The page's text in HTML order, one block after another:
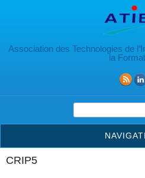
Association des Technologies de
la
Formulaire de
CRIP5